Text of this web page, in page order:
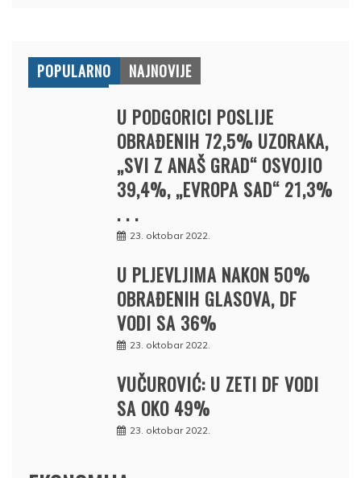
POPULARNO NAJNOVIJE
U PODGORICI POSLIJE
OBRAĐENIH 72,5% UZORAKA,
„SVI Z ANAŠ GRAD“ OSVOJIO
39,4%, „EVROPA SAD“ 21,3%
. . .
23. oktobar 2022.
U PLJEVLJIMA NAKON 50%
OBRAĐENIH GLASOVA, DF
VODI SA 36%
23. oktobar 2022.
VUČUROVIĆ: U ZETI DF VODI
SA OKO 49%
23. oktobar 2022.